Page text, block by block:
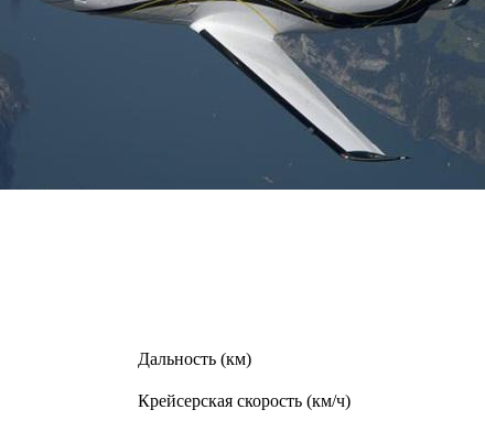
Дальность (км)
Крейсерская скорость (км/ч)